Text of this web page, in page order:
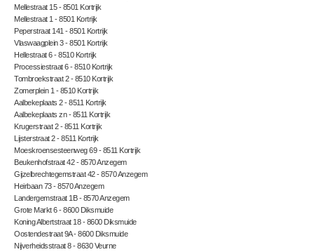
Mellestraat 15 - 8501 Kortrijk
Mellestraat 1 - 8501 Kortrijk
Peperstraat 141 - 8501 Kortrijk
Vlaswaagplein 3 - 8501 Kortrijk
Hellestraat 6 - 8510 Kortrijk
Processiestraat 6 - 8510 Kortrijk
Tombroekstraat 2 - 8510 Kortrijk
Zomerplein 1 - 8510 Kortrijk
Aalbekeplaats 2 - 8511 Kortrijk
Aalbekeplaats zn - 8511 Kortrijk
Krugerstraat 2 - 8511 Kortrijk
Lijsterstraat 2 - 8511 Kortrijk
Moeskroensesteenweg 69 - 8511 Kortrijk
Beukenhofstraat 42 - 8570 Anzegem
Gijzelbrechtegemstraat 42 - 8570 Anzegem
Heirbaan 73 - 8570 Anzegem
Landergemstraat 1B - 8570 Anzegem
Grote Markt 6 - 8600 Diksmuide
Koning Albertstraat 18 - 8600 Diksmuide
Oostendestraat 9A - 8600 Diksmuide
Nijverheidsstraat 8 - 8630 Veurne